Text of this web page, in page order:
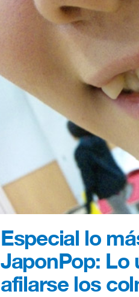
Especial lo
JaponPop: Lo
afilarse los